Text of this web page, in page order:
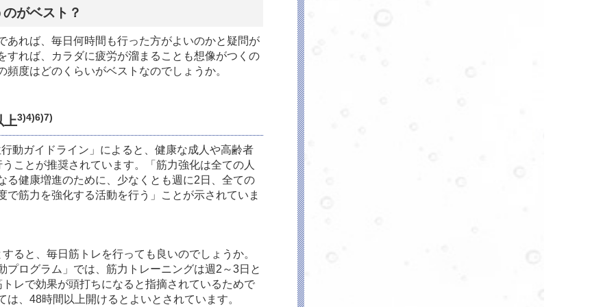
がベスト？
あれば、毎日何時間も行った方がよいのかと疑問が
すれば、カラダに疲労が溜まることも想像がつくの
度はどのくらいがベストなのでしょうか。
上3)4)6)7)
動ガイドライン」によると、健康な成人や高齢者
ことが推奨されています。「筋力強化は全ての人
る健康増進のために、少なくとも週に2日、全ての
で筋力を強化する活動を行う」ことが示されていま
ると、毎日筋トレを行っても良いのでしょうか。
プログラム」では、筋力トレーニングは週2～3日と
レで効果が頭打ちになると指摘されているためで
、48時間以上開けるとよいとされています。